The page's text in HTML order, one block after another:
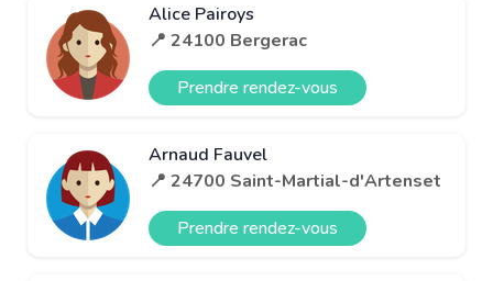
Alice Pairoys
📍 24100 Bergerac
Prendre rendez-vous
Arnaud Fauvel
📍 24700 Saint-Martial-d'Artenset
Prendre rendez-vous